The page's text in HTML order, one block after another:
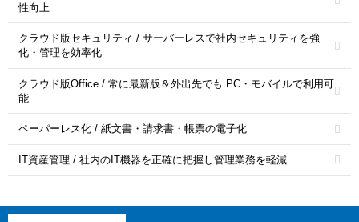
性向上
クラウド版セキュリティ / サーバーレスで社内セキュリティを強
化・管理を効率化
クラウド版Office / 常に最新版＆外出先でも PC・モバイルで利用可
能
ペーパーレス化 / 紙文書・請求書・帳票の電子化
IT資産管理 / 社内のIT機器を正確に把握し管理業務を軽減